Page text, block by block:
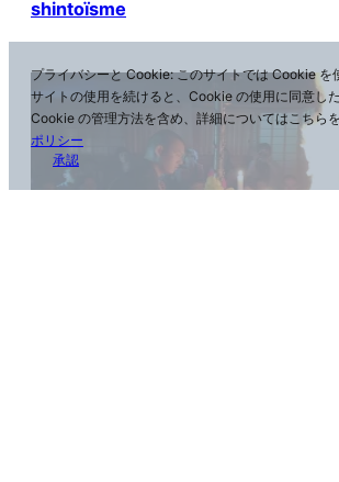
shintoïsme
プライバシーと Cookie: このサイトでは Cookie を
サイトの使用を続けると、Cookie の使用に同意し
Cookie の管理方法を含め、詳細についてはこちら
ポリシー
承認